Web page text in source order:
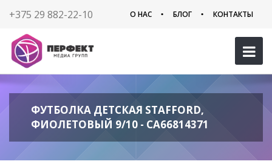
+375 29 882-22-10 О НАС БЛОГ КОНТАКТЫ
ФУТБОЛКА ДЕТСКАЯ STAFFORD,
ФИОЛЕТОВЫЙ 9/10 - CA66814371